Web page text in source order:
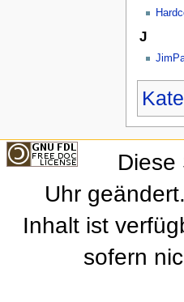
J
Diese
Uhr geändert.
Inhalt ist
sofern